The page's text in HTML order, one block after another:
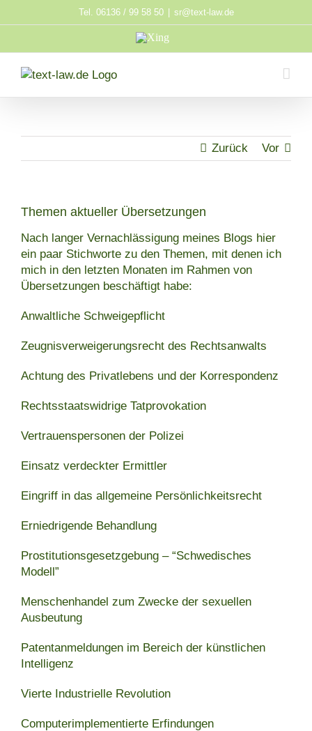
Inhalt
Tel. 06136 / 99 58 50 sr@text-law.de
Xing
Zurück Vor
Themen aktueller Übersetzungen
Nach langer Vernachlässigung meines Blogs hier
ein paar Stichworte zu den Themen, mit denen ich
mich in den letzten Monaten im Rahmen von
Übersetzungen beschäftigt habe:
Anwaltliche Schweigepflicht
Zeugnisverweigerungsrecht des Rechtsanwalts
Achtung des Privatlebens und der Korrespondenz
Rechtsstaatswidrige Tatprovokation
Vertrauenspersonen der Polizei
Einsatz verdeckter Ermittler
Eingriff in das allgemeine Persönlichkeitsrecht
Erniedrigende Behandlung
Prostitutionsgesetzgebung – “Schwedisches
Modell”
Menschenhandel zum Zwecke der sexuellen
Ausbeutung
Patentanmeldungen im Bereich der künstlichen
Intelligenz
Vierte Industrielle Revolution
Computerimplementierte Erfindungen